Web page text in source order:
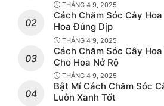
THÁNG 4 9, 2025
Cách Chăm Sóc Cây
Hoa Đúng Dịp
THÁNG 4 9, 2025
Cách Chăm Sóc Cây
Cho Hoa Nở Rộ
THÁNG 4 9, 2025
Bật Mí Cách Chăm Sóc
Luôn Xanh Tốt